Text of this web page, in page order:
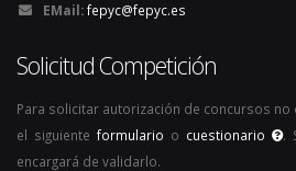
EMail:fepyc@fepyc.es
Solicitud Competición
Para solicitar autorización de concursos
el siguiente formulario o cuestionario .
encargará de validarlo.